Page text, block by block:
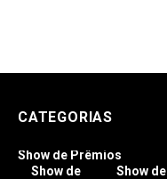
CATEGORIAS
Show de Prêmios
Show de
Show de